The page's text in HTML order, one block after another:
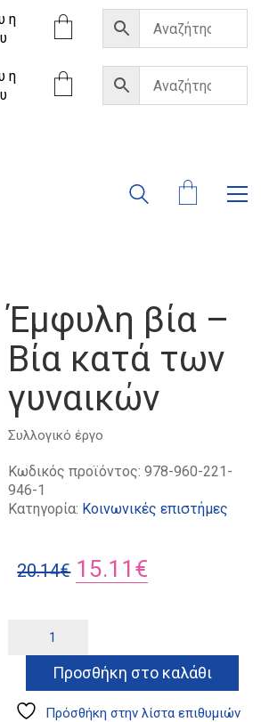
η
η
Έμφυλη βία –
Βία κατά των
γυναικών
Συλλογικό έργο
Κωδικός προϊόντος:978-960-221-
946-1
Κατηγορία: Κοινωνικές επιστήμες
20.14€ Original
20.14€.
15.11 €
είναι:
15.11€.
κατά
των
Προσθήκη στο καλάθι
Πρόσθήκη στην λίστα επιθυμιών